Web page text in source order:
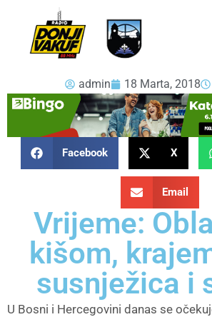
admin 18 Marta, 2018
Facebook X
Email
Vrijeme:
kišom,
susnježica i
U Bosni i Hercegovini danas se